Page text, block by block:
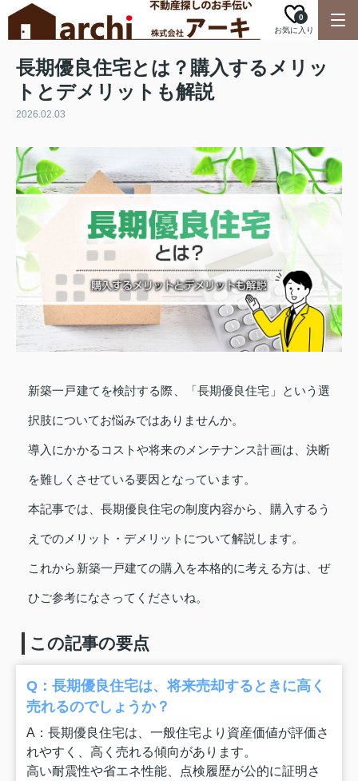
お気に入り
0
長期優良住宅とは？購入するメリッ
トとデメリットも解説
2026.02.03
新築一戸建てを検討する際、「長期優良住宅」という選
択肢についてお悩みではありませんか。
導入にかかるコストや将来のメンテナンス計画は、決断
を難しくさせている要因となっています。
本記事では、長期優良住宅の制度内容から、購入するう
えでのメリット・デメリットについて解説します。
これから新築一戸建ての購入を本格的に考える方は、ぜ
ひご参考になさってくださいね。
この記事の要点
Q：長期優良住宅は、将来売却するときに高く
売れるのでしょうか？
A：長期優良住宅は、一般住宅より資産価値が評価さ
れやすく、高く売れる傾向があります。
高い耐震性や省エネ性能、点検履歴が公的に証明さ